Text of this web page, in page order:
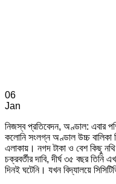
06
Jan
নিজস্ব প্রতিবেদন, অণ্ডাল: এবার
কলোনি সংলগ্ন অণ্ডাল উচ্চ বালিকা
এলাকায়। নগদ টাকা ও বেশ কিছু নথি
চক্রবর্তীর দাবি, দীর্ঘ ৩৫ বছর
দিনই ঘটেনি। যখন বিদ্যালয়ে